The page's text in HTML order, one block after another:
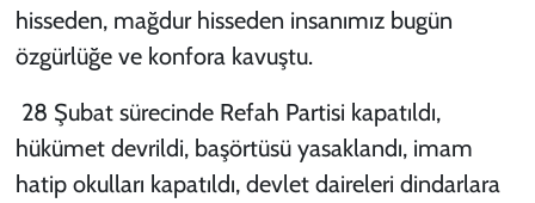
hisseden, mağdur hisseden insanımız bugün
özgürlüğe ve konfora kavuştu.
28 Şubat sürecinde Refah Partisi kapatıldı,
hükümet devrildi, başörtüsü yasaklandı, imam
hatip okulları kapatıldı, devlet daireleri dindarlara